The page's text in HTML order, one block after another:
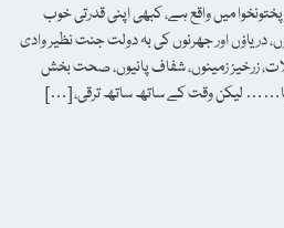
میں واقع ہے، کبھی اپنی قدرتی خوب
دریاؤں اور جھرنوں کی بہ دولت جنت نظیر وادی
زرخیز زمینوں، شفاف پانیوں، صحت بخش
لیکن وقت کے ساتھ ساتھ ترقی، […]